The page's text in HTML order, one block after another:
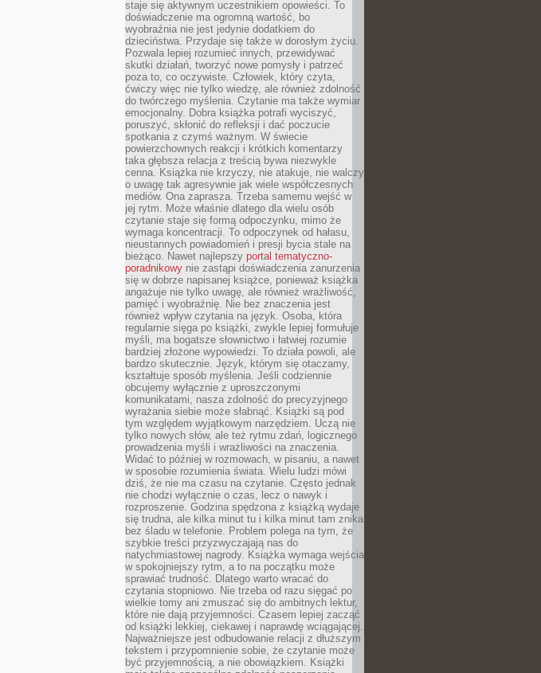
staje się aktywnym uczestnikiem opowieści. To
doświadczenie ma ogromną wartość, bo
wyobraźnia nie jest jedynie dodatkiem do
dzieciństwa. Przydaje się także w dorosłym życiu.
Pozwala lepiej rozumieć innych, przewidywać
skutki działań, tworzyć nowe pomysły i patrzeć
poza to, co oczywiste. Człowiek, który czyta,
ćwiczy więc nie tylko wiedzę, ale również zdolność
do twórczego myślenia. Czytanie ma także wymiar
emocjonalny. Dobra książka potrafi wyciszyć,
poruszyć, skłonić do refleksji i dać poczucie
spotkania z czymś ważnym. W świecie
powierzchownych reakcji i krótkich komentarzy
taka głębsza relacja z treścią bywa niezwykle
cenna. Książka nie krzyczy, nie atakuje, nie walczy
o uwagę tak agresywnie jak wiele współczesnych
mediów. Ona zaprasza. Trzeba samemu wejść w
jej rytm. Może właśnie dlatego dla wielu osób
czytanie staje się formą odpoczynku, mimo że
wymaga koncentracji. To odpoczynek od hałasu,
nieustannych powiadomień i presji bycia stale na
bieżąco. Nawet najlepszy portal tematyczno-
poradnikowy nie zastąpi doświadczenia zanurzenia
się w dobrze napisanej książce, ponieważ książka
angażuje nie tylko uwagę, ale również wrażliwość,
pamięć i wyobraźnię. Nie bez znaczenia jest
również wpływ czytania na język. Osoba, która
regularnie sięga po książki, zwykle lepiej formułuje
myśli, ma bogatsze słownictwo i łatwiej rozumie
bardziej złożone wypowiedzi. To działa powoli, ale
bardzo skutecznie. Język, którym się otaczamy,
kształtuje sposób myślenia. Jeśli codziennie
obcujemy wyłącznie z uproszczonymi
komunikatami, nasza zdolność do precyzyjnego
wyrażania siebie może słabnąć. Książki są pod
tym względem wyjątkowym narzędziem. Uczą nie
tylko nowych słów, ale też rytmu zdań, logicznego
prowadzenia myśli i wrażliwości na znaczenia.
Widać to później w rozmowach, w pisaniu, a nawet
w sposobie rozumienia świata. Wielu ludzi mówi
dziś, że nie ma czasu na czytanie. Często jednak
nie chodzi wyłącznie o czas, lecz o nawyk i
rozproszenie. Godzina spędzona z książką wydaje
się trudna, ale kilka minut tu i kilka minut tam znika
bez śladu w telefonie. Problem polega na tym, że
szybkie treści przyzwyczajają nas do
natychmiastowej nagrody. Książka wymaga wejścia
w spokojniejszy rytm, a to na początku może
sprawiać trudność. Dlatego warto wracać do
czytania stopniowo. Nie trzeba od razu sięgać po
wielkie tomy ani zmuszać się do ambitnych lektur,
które nie dają przyjemności. Czasem lepiej zacząć
od książki lekkiej, ciekawej i naprawdę wciągającej.
Najważniejsze jest odbudowanie relacji z dłuższym
tekstem i przypomnienie sobie, że czytanie może
być przyjemnością, a nie obowiązkiem. Książki